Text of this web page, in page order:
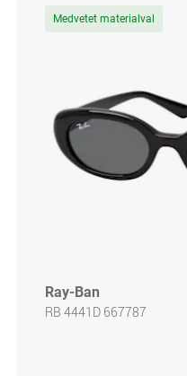
Medvetet materialval
Ray-Ban
RB 4441D 667787